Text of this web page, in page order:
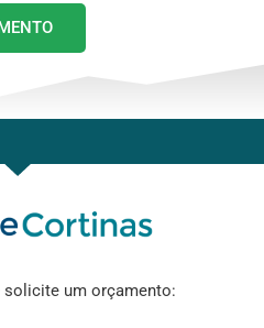
solicite um orçamento: